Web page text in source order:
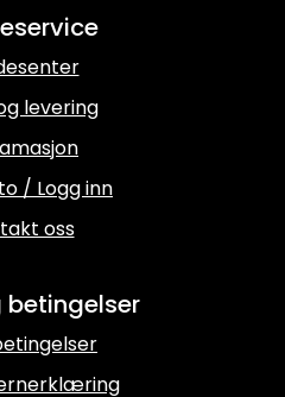
levering
/ Logg inn
oss
betingelser